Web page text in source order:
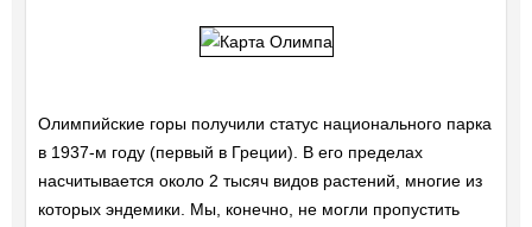
Олимпийские горы получили статус национального парка
в 1937-м году (первый в Греции). В его пределах
насчитывается около 2 тысяч видов растений, многие из
которых эндемики. Мы, конечно, не могли пропустить